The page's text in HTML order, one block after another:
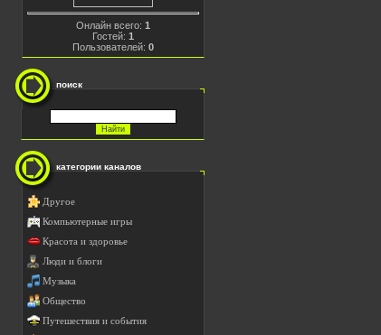
Онлайн всего: 1
Гостей: 1
Пользователей: 0
поиск
категории каналов
Другое
Компьютерные игры
Красота и здоровье
Люди и блоги
Музыка
Общество
Путешествия и события